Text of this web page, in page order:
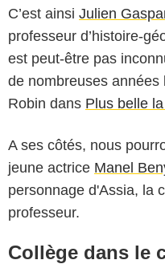
C’est ainsi Julien
professeur d’histoire-
est peut-être pas
de nombreuses
Robin dans Plus belle
A ses côtés, nous
jeune actrice Manel
personnage d'Assia, la
professeur.
Collège dans le